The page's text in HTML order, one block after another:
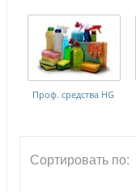
Проф. средства HG
Сортировать по: